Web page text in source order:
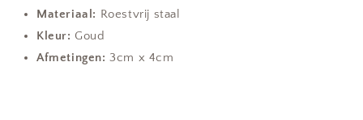
Materiaal: Roestvrij staal
Kleur: Goud
Afmetingen:3cm x 4cm